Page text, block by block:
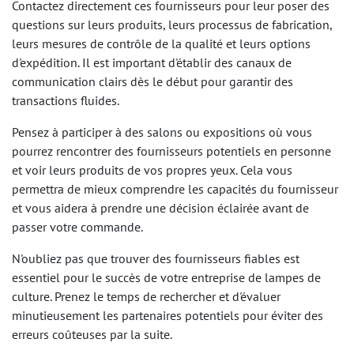
Contactez directement ces fournisseurs pour leur poser des
questions sur leurs produits, leurs processus de fabrication,
leurs mesures de contrôle de la qualité et leurs options
d'expédition. Il est important d'établir des canaux de
communication clairs dès le début pour garantir des
transactions fluides.
Pensez à participer à des salons ou expositions où vous
pourrez rencontrer des fournisseurs potentiels en personne
et voir leurs produits de vos propres yeux. Cela vous
permettra de mieux comprendre les capacités du fournisseur
et vous aidera à prendre une décision éclairée avant de
passer votre commande.
N'oubliez pas que trouver des fournisseurs fiables est
essentiel pour le succès de votre entreprise de lampes de
culture. Prenez le temps de rechercher et d'évaluer
minutieusement les partenaires potentiels pour éviter des
erreurs coûteuses par la suite.